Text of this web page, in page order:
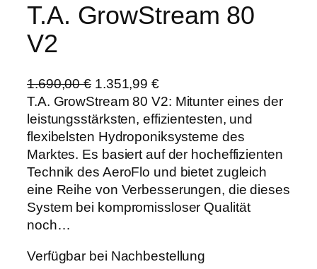
T.A. GrowStream 80
V2
1.690,00€ U
r
s
p
r
ü
n
g
c
1.351,99€A
k
t
u
e
l
l
e
r
T.A. GrowStream 80 V2: Mitunter eines der
leistungsstärksten, effizientesten, und
flexibelsten Hydroponiksysteme des
Marktes. Es basiert auf der hocheffizienten
Technik des AeroFlo und bietet zugleich
eine Reihe von Verbesserungen, die dieses
System bei kompromissloser Qualität
noch…
Verfügbar bei Nachbestellung